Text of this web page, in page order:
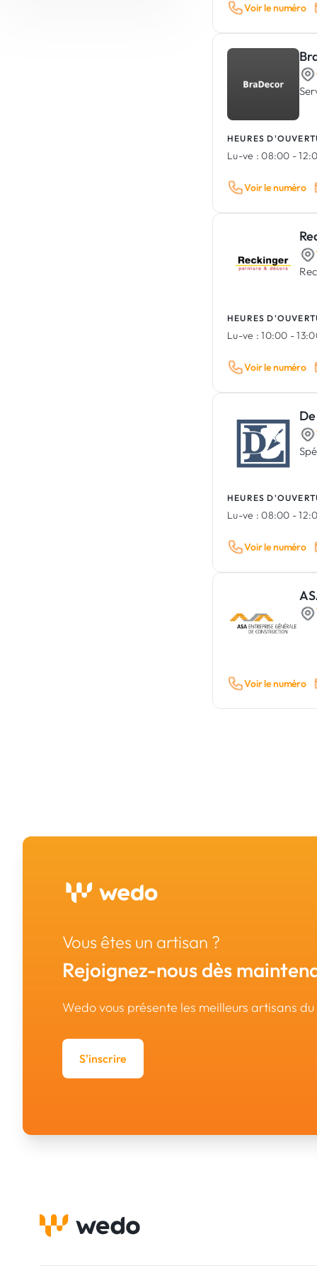
Voir le numéro
HEURES
Lu-ve : 08:00 -
Voir le numéro
HEURES
Lu-ve : 10:00 -
Voir le numéro
HEURES
Lu-ve : 08:00 -
Voir le numéro
Voir le numéro
Vous êtes un artisan ?
Rejoignez-nous dès
Wedo vous présente les meilleurs artisans
S'inscrire